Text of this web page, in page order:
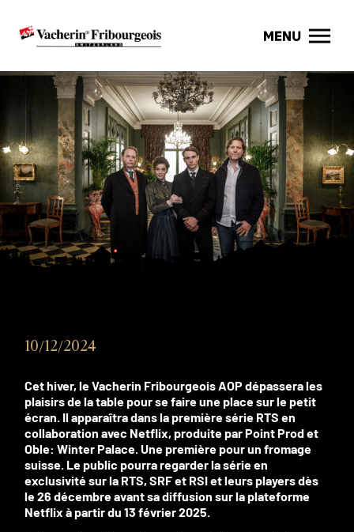
10/12/2024
Cet hiver, le Vacherin Fribourgeois AOP dépassera les
plaisirs de la table pour se faire une place sur le petit
écran. Il apparaîtra dans la première série RTS en
collaboration avec Netflix, produite par Point Prod et
Oble: Winter Palace. Une première pour un fromage
suisse. Le public pourra regarder la série en
exclusivité sur la RTS, SRF et RSI et leurs players dès
le 26 décembre avant sa diffusion sur la plateforme
Netflix à partir du 13 février 2025.